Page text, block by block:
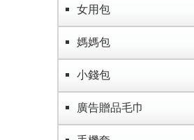
女用包
媽媽包
小錢包
廣告贈品毛巾